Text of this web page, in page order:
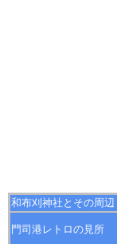
和布刈神社とその周辺
門司港レトロの見所